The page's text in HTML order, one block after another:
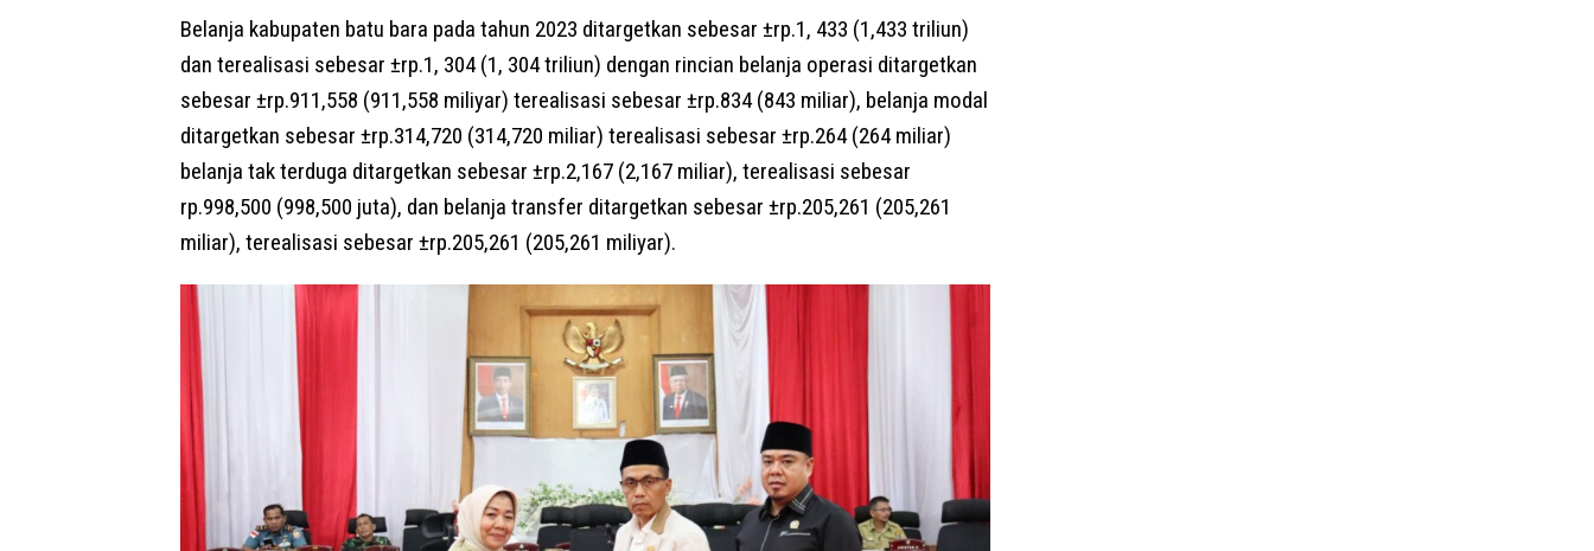
Belanja kabupaten batu bara pada tahun 2023 ditargetkan sebesar ±rp.1, 433 (1,433 triliun)
dan terealisasi sebesar ±rp.1, 304 (1, 304 triliun) dengan rincian belanja operasi ditargetkan
sebesar ±rp.911,558 (911,558 miliyar) terealisasi sebesar ±rp.834 (843 miliar), belanja modal
ditargetkan sebesar ±rp.314,720 (314,720 miliar) terealisasi sebesar ±rp.264 (264 miliar)
belanja tak terduga ditargetkan sebesar ±rp.2,167 (2,167 miliar), terealisasi sebesar
rp.998,500 (998,500 juta), dan belanja transfer ditargetkan sebesar ±rp.205,261 (205,261
miliar), terealisasi sebesar ±rp.205,261 (205,261 miliyar).